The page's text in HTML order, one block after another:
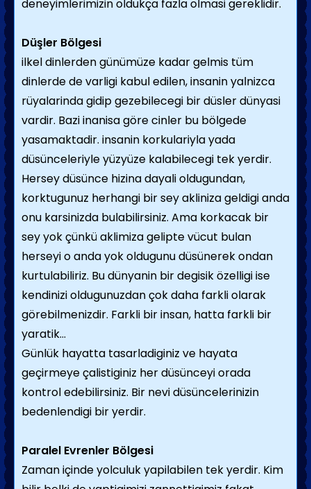
deneyimlerimizin oldukça fazla olmasi gereklidir.
Düşler Bölgesi
ilkel dinlerden günümüze kadar gelmis tüm
dinlerde de varligi kabul edilen, insanin yalnizca
rüyalarinda gidip gezebilecegi bir düsler dünyasi
vardir. Bazi inanisa göre cinler bu bölgede
yasamaktadir. insanin korkulariyla yada
düsünceleriyle yüzyüze kalabilecegi tek yerdir.
Hersey düsünce hizina dayali oldugundan,
korktugunuz herhangi bir sey akliniza geldigi anda
onu karsinizda bulabilirsiniz. Ama korkacak bir
sey yok çünkü aklimiza gelipte vücut bulan
herseyi o anda yok oldugunu düsünerek ondan
kurtulabiliriz. Bu dünyanin bir degisik özelligi ise
kendinizi oldugunuzdan çok daha farkli olarak
görebilmenizdir. Farkli bir insan, hatta farkli bir
yaratik...
Günlük hayatta tasarladiginiz ve hayata
geçirmeye çalistiginiz her düsünceyi orada
kontrol edebilirsiniz. Bir nevi düsüncelerinizin
bedenlendigi bir yerdir.
Paralel Evrenler Bölgesi
Zaman içinde yolculuk yapilabilen tek yerdir. Kim